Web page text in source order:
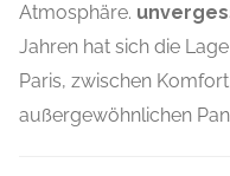
Atmosphäre.
Jahren hat sich die
Paris, zwischen
außergewöhnlichen